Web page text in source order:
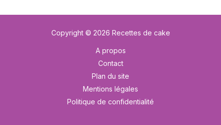
Copyright © 2026 Recettes de cake
A propos
Contact
Plan du site
Mentions légales
Politique de confidentialité